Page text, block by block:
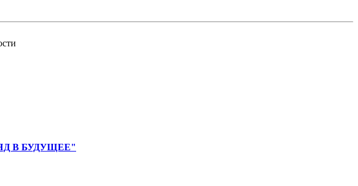
В БУДУЩЕЕ"